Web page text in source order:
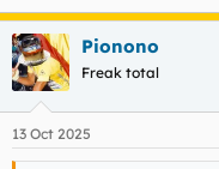
t
e
m
a
o
Pionono
Freak total
13 Oct 2025